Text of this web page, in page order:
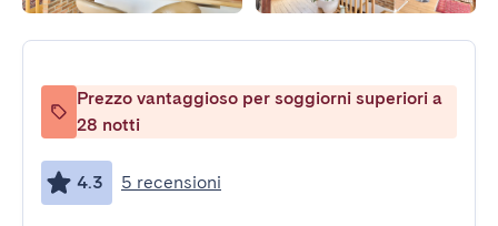
Prezzo vantaggioso per soggiorni superiori a
28 notti
4.3 5 recensioni